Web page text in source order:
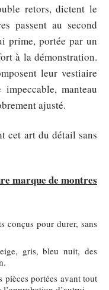
retors, dictent le
passent au second
prime, portée par un
à la démonstration.
leur vestiaire
manteau
ajusté.
cet art du détail sans
marque de montres
conçus pour durer, sans
gris, bleu nuit, des
pièces portées avant tout